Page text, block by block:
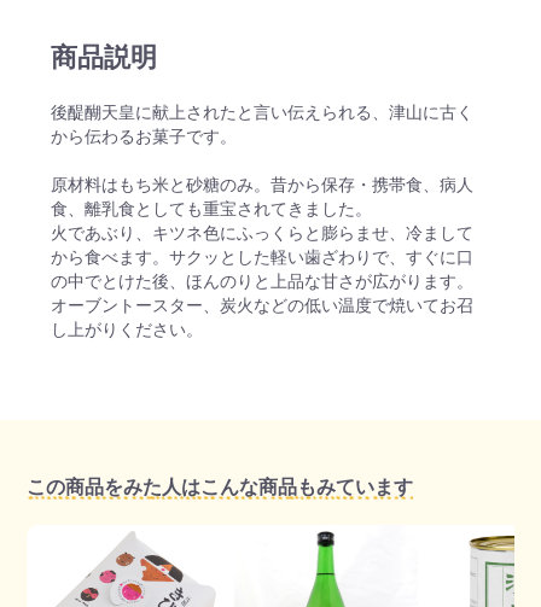
商品説明
後醍醐天皇に献上されたと言い伝えられる、津山に古く
から伝わるお菓子です。
原材料はもち米と砂糖のみ。昔から保存・携帯食、病人
食、離乳食としても重宝されてきました。
火であぶり、キツネ色にふっくらと膨らませ、冷まして
から食べます。サクッとした軽い歯ざわりで、すぐに口
の中でとけた後、ほんのりと上品な甘さが広がります。
オーブントースター、炭火などの低い温度で焼いてお召
し上がりください。
この商品をみた人はこんな商品もみています